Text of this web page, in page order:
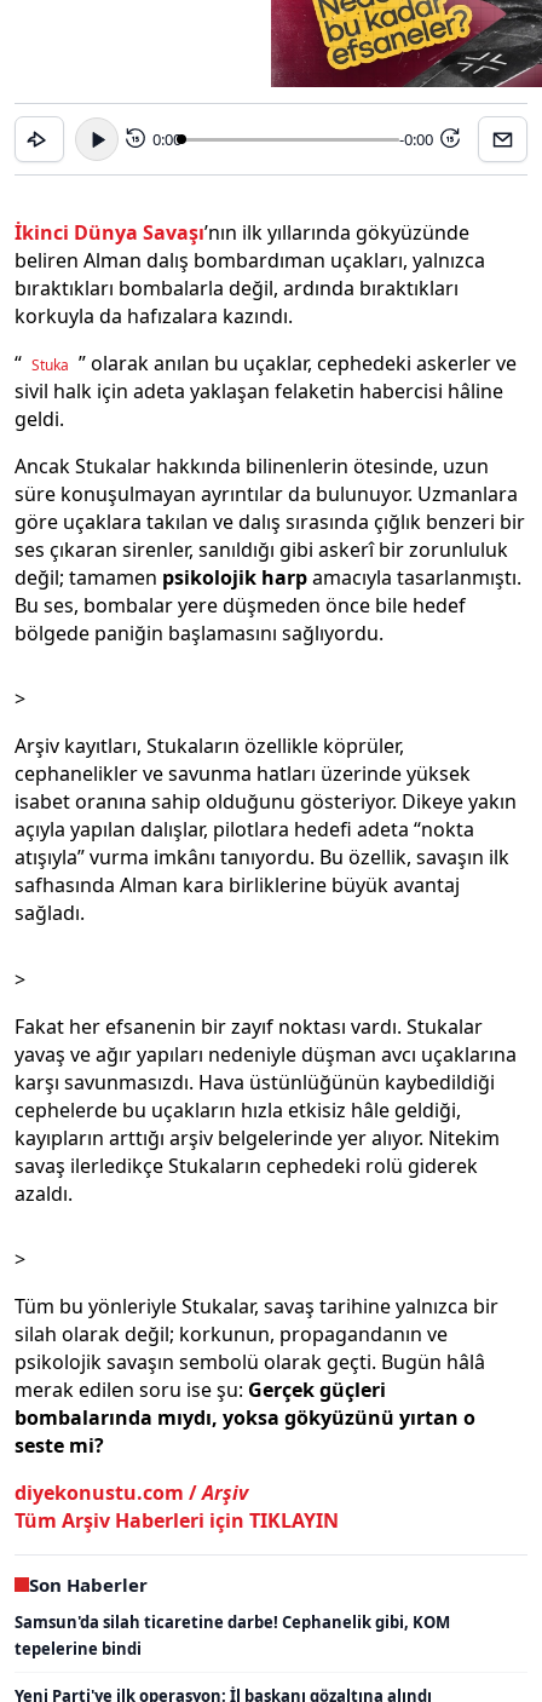
15 0:00 -0:00 15
İkinci Dünya Savaşı’nın ilk yıllarında gökyüzünde
beliren Alman dalış bombardıman uçakları, yalnızca
bıraktıkları bombalarla değil, ardında bıraktıkları
korkuyla da hafızalara kazındı.
“ Stuka ” olarak anılan bu uçaklar, cephedeki askerler ve
sivil halk için adeta yaklaşan felaketin habercisi hâline
geldi.
Ancak Stukalar hakkında bilinenlerin ötesinde, uzun
süre konuşulmayan ayrıntılar da bulunuyor. Uzmanlara
göre uçaklara takılan ve dalış sırasında çığlık benzeri bir
ses çıkaran sirenler, sanıldığı gibi askerî bir zorunluluk
değil; tamamen psikolojik harpamacıyla tasarlanmıştı.
Bu ses, bombalar yere düşmeden önce bile hedef
bölgede paniğin başlamasını sağlıyordu.
>
Arşiv kayıtları, Stukaların özellikle köprüler,
cephanelikler ve savunma hatları üzerinde yüksek
isabet oranına sahip olduğunu gösteriyor. Dikeye yakın
açıyla yapılan dalışlar, pilotlara hedefi adeta “nokta
atışıyla” vurma imkânı tanıyordu. Bu özellik, savaşın ilk
safhasında Alman kara birliklerine büyük avantaj
sağladı.
>
Fakat her efsanenin bir zayıf noktası vardı. Stukalar
yavaş ve ağır yapıları nedeniyle düşman avcı uçaklarına
karşı savunmasızdı. Hava üstünlüğünün kaybedildiği
cephelerde bu uçakların hızla etkisiz hâle geldiği,
kayıpların arttığı arşiv belgelerinde yer alıyor. Nitekim
savaş ilerledikçe Stukaların cephedeki rolü giderek
azaldı.
>
Tüm bu yönleriyle Stukalar, savaş tarihine yalnızca bir
silah olarak değil; korkunun, propagandanın ve
psikolojik savaşın sembolü olarak geçti. Bugün hâlâ
merak edilen soru ise şu: Gerçek güçleri
bombalarında mıydı, yoksa gökyüzünü yırtan o
seste mi?
diyekonustu.com /Arşiv
Tüm Arşiv Haberleri için TIKLAYIN
Son Haberler
Samsun'da silah ticaretine darbe! Cephanelik gibi, KOM
tepelerine bindi
Yeni Parti'ye ilk operasyon: İl başkanı gözaltına alındı